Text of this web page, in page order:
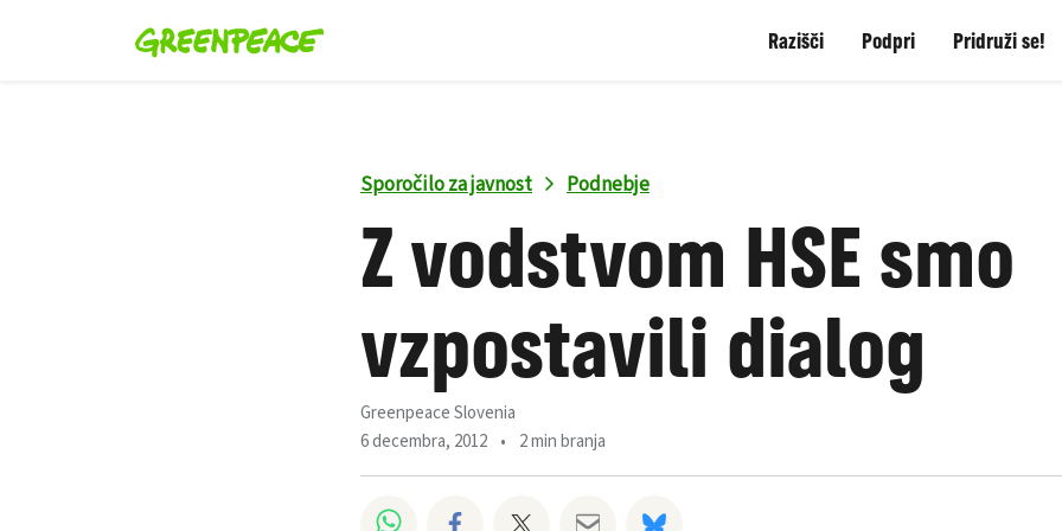
Razišči Podpri Pridruži se!
Sporočilo za javnost Podnebje
Z vodstvom HSE smo
vzpostavili dialog
Greenpeace Slovenia
6 decembra, 2012 • 2 min branja
Deli na Whatsapp
Deli na Facebook
Deli na Twitter
Deli preko Email
Share on Bluesky